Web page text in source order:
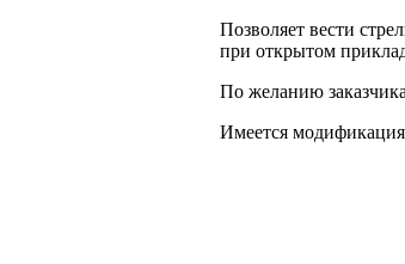
Позволяет вести
при открытом
По желанию
Имеется